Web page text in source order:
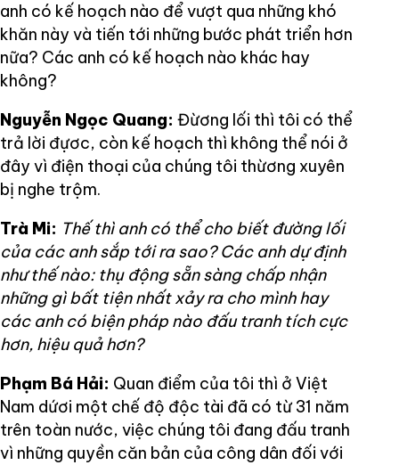
anh có kế hoạch nào để vượt qua những khó
khăn này và tiến tới những bước phát triển hơn
nữa? Các anh có kế hoạch nào khác hay
không?
Nguyễn Ngọc Quang: Đừơng lối thì tôi có thể
trả lời đựơc, còn kế hoạch thì không thể nói ở
đây vì điện thoại của chúng tôi thừơng xuyên
bị nghe trộm.
Trà Mi: Thế thì anh có thể cho biết đường lối
của các anh sắp tới ra sao? Các anh dự định
như thế nào: thụ động sẵn sàng chấp nhận
những gì bất tiện nhất xảy ra cho mình hay
các anh có biện pháp nào đấu tranh tích cực
hơn, hiệu quả hơn?
Phạm Bá Hải: Quan điểm của tôi thì ở Việt
Nam dứơi một chế độ độc tài đã có từ 31 năm
trên toàn nước, việc chúng tôi đang đấu tranh
vì những quyền căn bản của công dân đối với